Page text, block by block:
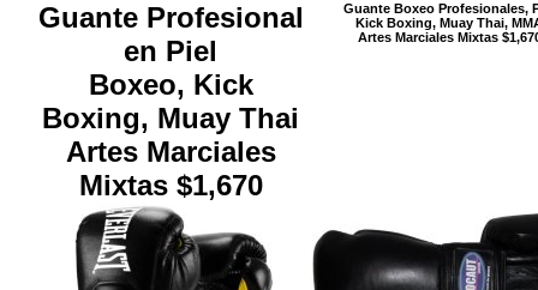
Guante Profesional
en Piel
Boxeo, Kick
Boxing, Muay Thai
Artes Marciales
Mixtas $1,670
Guante Boxeo Profesionales,
Kick Boxing, Muay Thai,
Artes Marciales Mixtas